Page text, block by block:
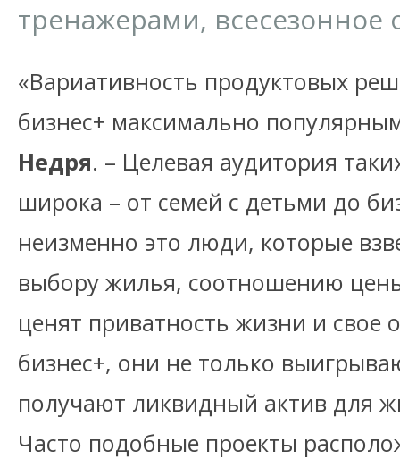
тренажерами, всесезонное
«Вариативность продуктовых
бизнес+ максимально
Недря. – Целевая аудитория
широка – от семей с детьми до
неизменно это люди, которые
выбору жилья, соотношению
ценят приватность жизни и свое
бизнес+, они не только
получают ликвидный актив для
Часто подобные проекты